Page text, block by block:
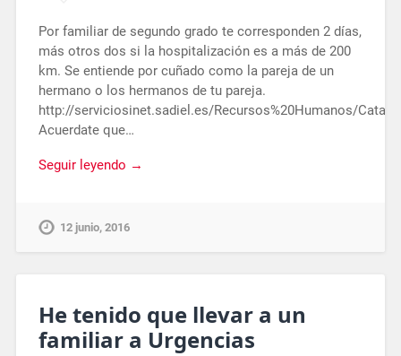
Por familiar de segundo grado te corresponden 2 días,
más otros dos si la hospitalización es a más de 200
km. Se entiende por cuñado como la pareja de un
hermano o los hermanos de tu pareja.
http://serviciosinet.sadiel.es/Recursos%20Humanos/
Acuerdate que…
Seguir leyendo →
12 junio, 2016
He tenido que llevar a un
familiar a Urgencias